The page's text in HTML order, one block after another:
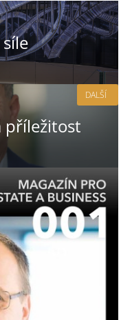
příležitost
DALŠÍ